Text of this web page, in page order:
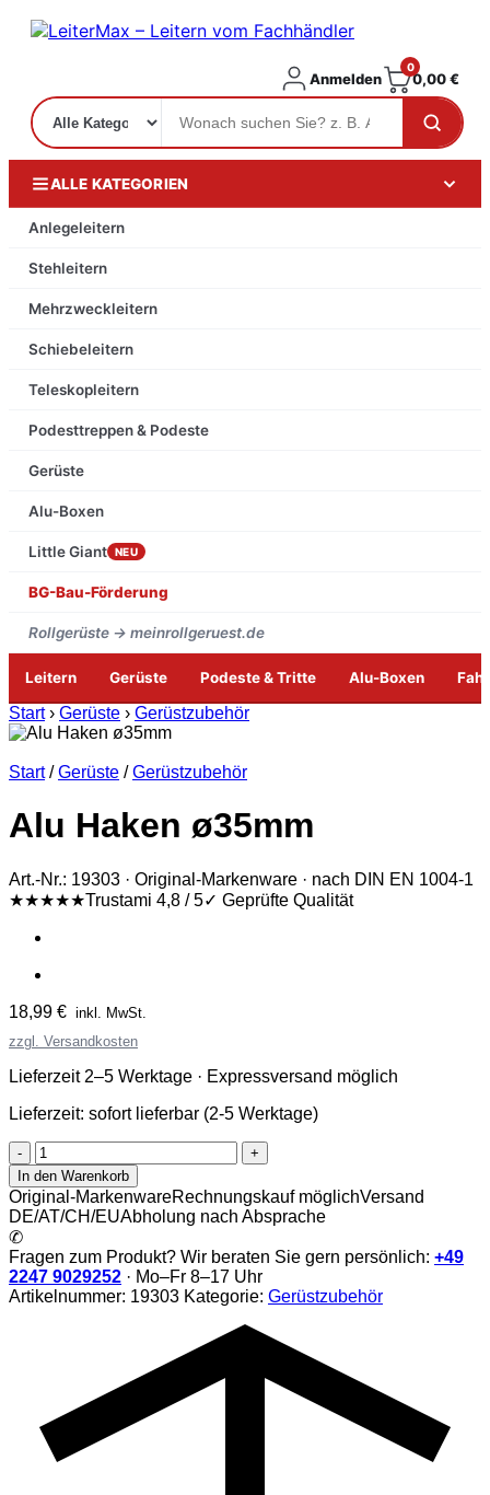
Anmelden
0
0,00€
ALLE KATEGORIEN
Anlegeleitern
Stehleitern
Mehrzweckleitern
Schiebeleitern
Teleskopleitern
Podesttreppen & Podeste
Gerüste
Alu-Boxen
Little Giant NEU
BG-Bau-Förderung
Rollgerüste → meinrollgeruest.de
Leitern Gerüste Podeste & Tritte Alu-Boxen
Zum
Inhalt
Start › Gerüste › Gerüstzubehör
Start / Gerüste / Gerüstzubehör
Alu Haken ø35mm
Art.-Nr.: 19303 · Original-Markenware · nach DIN EN 1004-1
★★★★★Trustami 4,8 / 5✓ Geprüfte Qualität
18,99 € inkl. MwSt.
zzgl. Versandkosten
Lieferzeit 2–5 Werktage · Expressversand möglich
Lieferzeit: sofort lieferbar (2-5 Werktage)
Alu
Haken
ø35mm
Menge
In den Warenkorb
Original-MarkenwareRechnungskauf möglichVersand
DE/AT/CH/EUAbholung nach Absprache
✆
Fragen zum Produkt? Wir beraten Sie gern persönlich: +49
2247 9029252 · Mo–Fr 8–17 Uhr
Artikelnummer: 19303 Kategorie: Gerüstzubehör